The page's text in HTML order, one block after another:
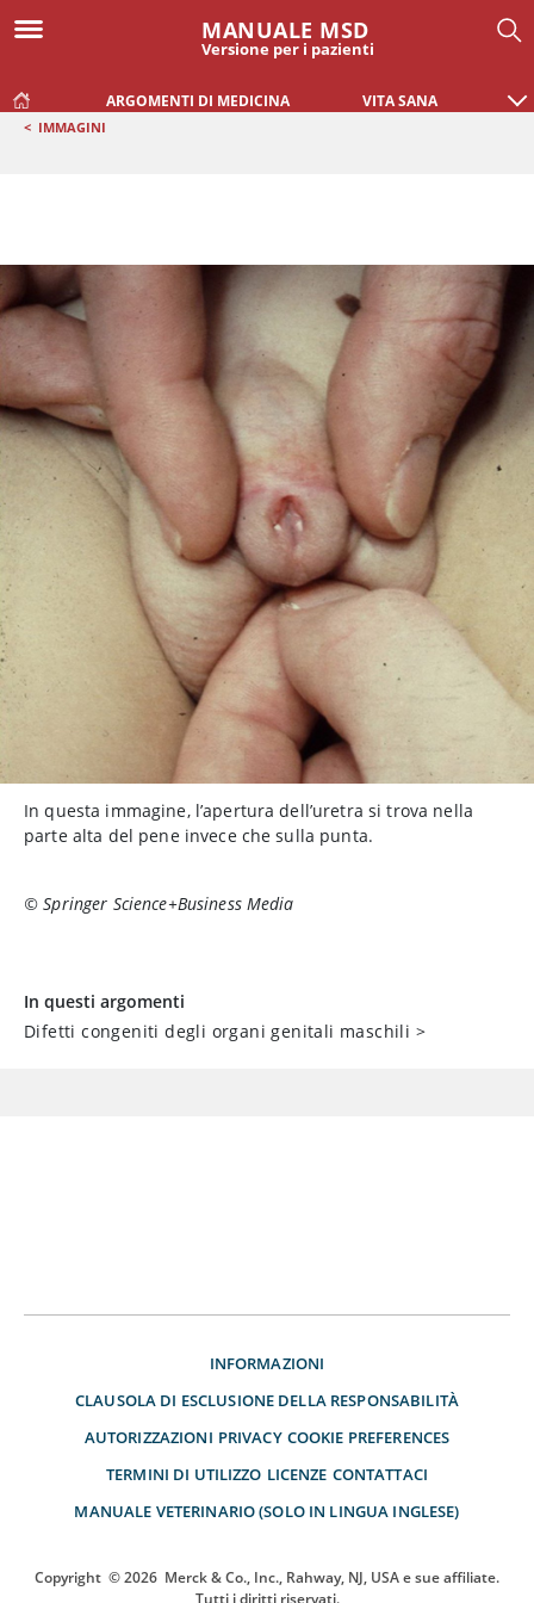
MANUALE MSD
Versione per i pazienti
ARGOMENTI DI MEDICINA VITA SANA
< IMMAGINI
In questa immagine, l’apertura dell’uretra si trova nella
parte alta del pene invece che sulla punta.
© Springer Science+Business Media
In questi argomenti
Difetti congeniti degli organi genitali maschili >
INFORMAZIONI
CLAUSOLA DI ESCLUSIONE DELLA RESPONSABILITÀ
AUTORIZZAZIONI PRIVACY COOKIE PREFERENCES
TERMINI DI UTILIZZO LICENZE CONTATTACI
MANUALE VETERINARIO (SOLO IN LINGUA INGLESE)
Copyright © 2026 Merck & Co., Inc., Rahway, NJ, USA e sue affiliate.
Tutti i diritti riservati.